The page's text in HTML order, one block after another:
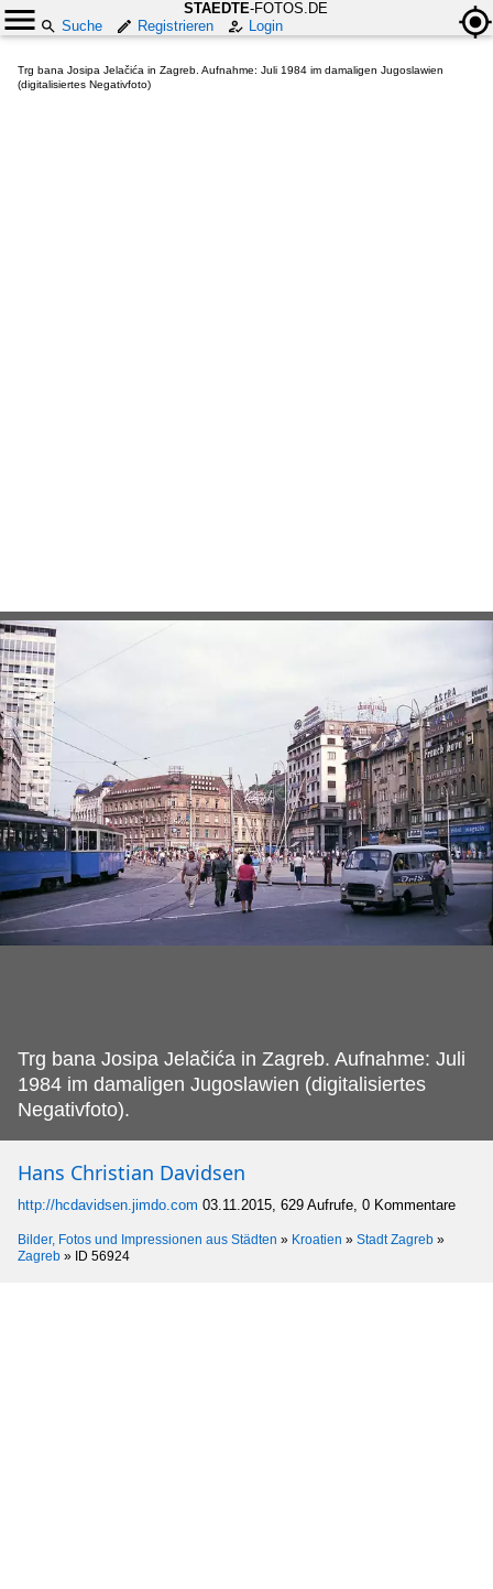
STAEDTE-FOTOS.DE
Suche
Registrieren Login
Trg bana Josipa Jelačića in Zagreb. Aufnahme: Juli 1984 im damaligen Jugoslawien
(digitalisiertes Negativfoto)
Trg bana Josipa Jelačića in Zagreb. Aufnahme: Juli
1984 im damaligen Jugoslawien (digitalisiertes
Negativfoto).
Hans Christian Davidsen
http://hcdavidsen.jimdo.com 03.11.2015, 629 Aufrufe, 0 Kommentare
Bilder, Fotos und Impressionen aus Städten » Kroatien » Stadt Zagreb »
Zagreb » ID 56924